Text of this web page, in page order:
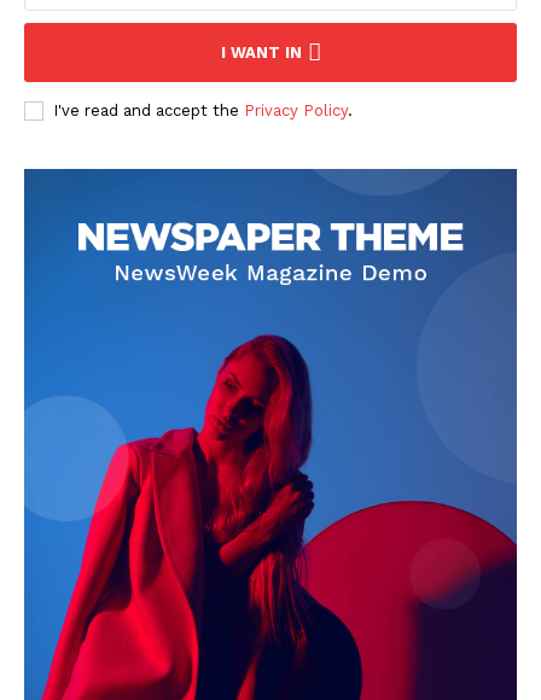
I WANT IN
I've read and accept the Privacy Policy.